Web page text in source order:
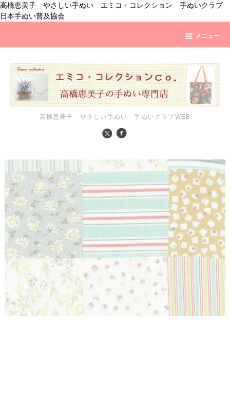
高橋恵美子 やさしい手ぬい エミコ・コレクション 手ぬいクラブ
日本手ぬい普及協会
メニュー
高橋恵美子 やさしい手ぬい 手ぬいクラブWEB